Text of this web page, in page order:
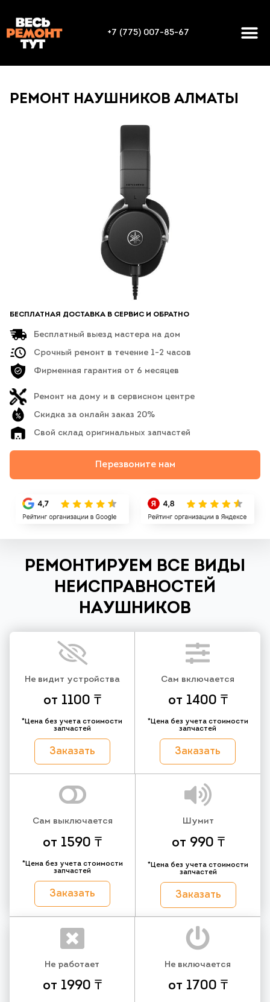
+7 (775) 007-85-67
РЕМОНТ НАУШНИКОВ АЛМАТЫ
БЕСПЛАТНАЯ ДОСТАВКА В СЕРВИС И ОБРАТНО
Бесплатный выезд мастера на дом
Срочный ремонт в течение 1-2 часов
Фирменная гарантия от 6 месяцев
Ремонт на дому и в сервисном центре
Скидка за онлайн заказ 20%
Свой склад оригинальных запчастей
Перезвоните нам
РЕМОНТИРУЕМ ВСЕ ВИДЫ
НЕИСПРАВНОСТЕЙ
НАУШНИКОВ
Не видит устройства
от 1100 ₸
*Цена без учета стоимости
запчастей
Заказать
Сам включается
от 1400 ₸
*Цена без учета стоимости
запчастей
Заказать
Сам выключается
от 1590 ₸
*Цена без учета стоимости
запчастей
Заказать
Шумит
от 990 ₸
*Цена без учета стоимости
запчастей
Заказать
Не работает
от 1990 ₸
Не включается
от 1700 ₸